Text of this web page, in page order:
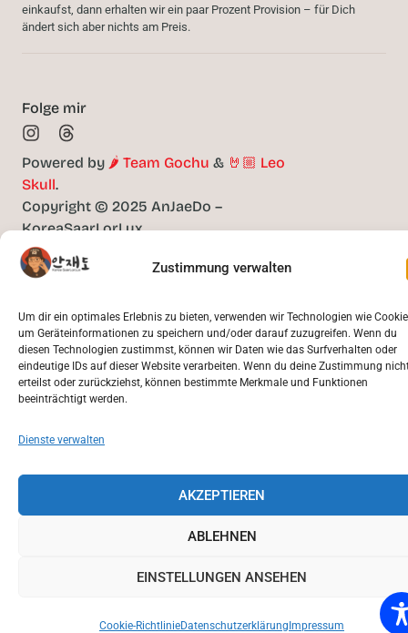
Zustimmung verwalten
Um dir ein optimales Erlebnis zu bieten, verwenden wir Technologien wie
um Geräteinformationen zu speichern und/oder darauf zuzugreifen. Wenn du
diesen Technologien zustimmst, können wir Daten wie das Surfverhalten oder
eindeutige IDs auf dieser Website verarbeiten. Wenn du deine Zustimmung
erteilst oder zurückziehst, können bestimmte Merkmale und Funktionen
beeinträchtigt werden.
Dienste verwalten
AKZEPTIEREN
ABLEHNEN
EINSTELLUNGEN ANSEHEN
Cookie-RichtlinieDatenschutzerklärung Impressum
einkaufst, dann erhalten wir ein paar Prozent Provision – für Dich
ändert sich aber nichts am Preis.
Copyright © 2025 AnJaeDo –
KoreaSaarLorLux
Powered by 🌶️ Team Gochu & 🤘🏼 Leo
Skull.
Folge mir